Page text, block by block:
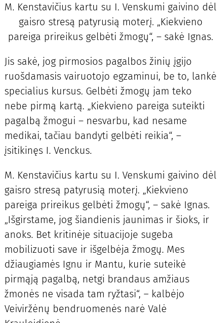
M. Kenstavičius kartu su I. Venskumi gaivino dėl
gaisro stresą patyrusią moterį. „Kiekvieno
pareiga prireikus gelbėti žmogų“, – sakė Ignas.
Jis sakė, jog pirmosios pagalbos žinių įgijo
ruošdamasis vairuotojo egzaminui, be to, lankė
specialius kursus. Gelbėti žmogų jam teko
nebe pirmą kartą. „Kiekvieno pareiga suteikti
pagalbą žmogui – nesvarbu, kad nesame
medikai, tačiau bandyti gelbėti reikia“, –
įsitikinęs I. Venckus.
M. Kenstavičius kartu su I. Venskumi gaivino dėl
gaisro stresą patyrusią moterį. „Kiekvieno
pareiga prireikus gelbėti žmogų“, – sakė Ignas.
„Išgirstame, jog šiandienis jaunimas ir šioks, ir
anoks. Bet kritinėje situacijoje sugeba
mobilizuoti save ir išgelbėja žmogų. Mes
džiaugiamės Ignu ir Mantu, kurie suteikė
pirmąją pagalbą, netgi brandaus amžiaus
žmonės ne visada tam ryžtasi“, – kalbėjo
Veiviržėnų bendruomenės narė Valė